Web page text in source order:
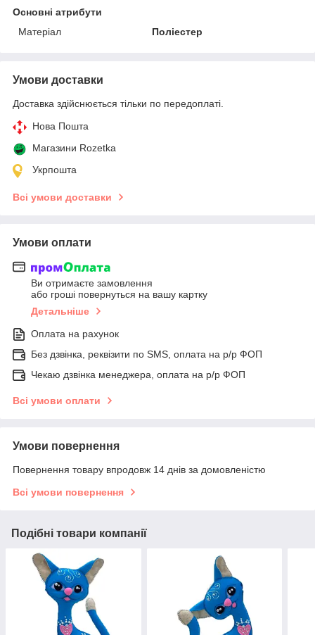
Основні атрибути
Матеріал
Поліестер
Умови доставки
Доставка здійснюється тільки по передоплаті.
Нова Пошта
Магазини Rozetka
Укрпошта
Всі умови доставки
Умови оплати
Ви отримаєте замовлення
або гроші повернуться на вашу картку
Детальніше
Оплата на рахунок
Без дзвінка, реквізити по SMS, оплата на р/р ФОП
Чекаю дзвінка менеджера, оплата на р/р ФОП
Всі умови оплати
Умови повернення
Повернення товару впродовж 14 днів за домовленістю
Всі умови повернення
Подібні товари компанії